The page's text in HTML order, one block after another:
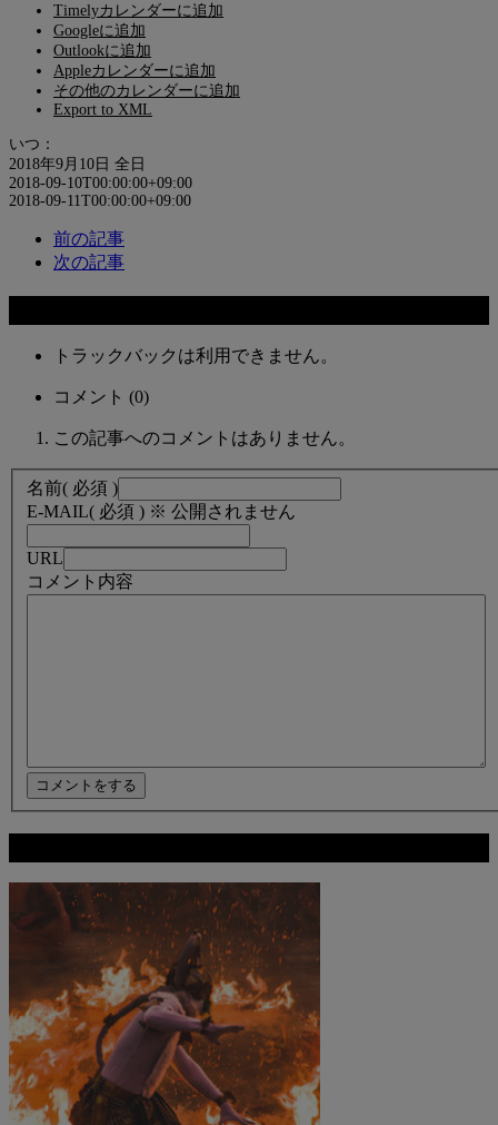
Timelyカレンダーに追加
Googleに追加
Outlookに追加
Appleカレンダーに追加
その他のカレンダーに追加
Export to XML
いつ：
2018年9月10日 全日
2018-09-10T00:00:00+09:00
2018-09-11T00:00:00+09:00
前の記事
次の記事
トラックバックは利用できません。
コメント (0)
この記事へのコメントはありません。
名前( 必須 )
E-MAIL( 必須 ) ※ 公開されません
URL
コメント内容